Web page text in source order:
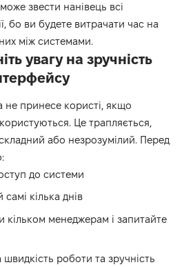
може звести нанівець всі
бо ви будете витрачати час на
між системами.
увагу на зручність
не принесе користі, якщо
Це трапляється,
або незрозумілий. Перед
до системи
кілька днів
кільком менеджерам і запитайте
швидкість роботи та зручність